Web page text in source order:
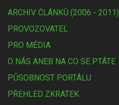
ARCHIV ČLÁNKŮ (2006 - 2011)
PROVOZOVATEL
PRO MÉDIA
O NÁS ANEB NA CO SE PTÁTE
PŮSOBNOST PORTÁLU
PŘEHLED ZKRATEK